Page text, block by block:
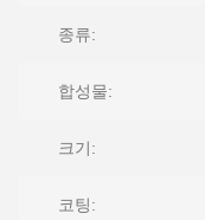
종류:
합성물:
크기:
코팅: